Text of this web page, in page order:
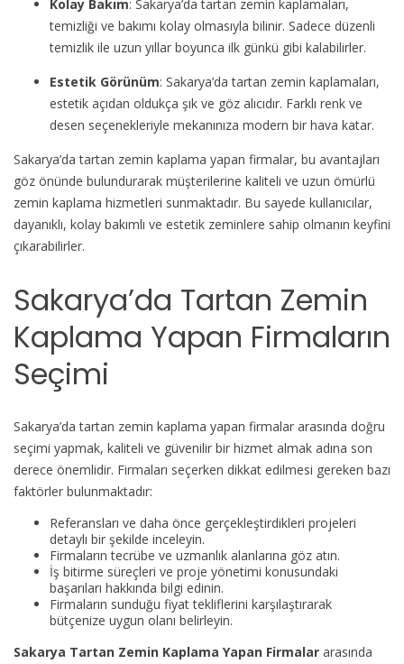
Kolay Bakım: Sakarya’da tartan zemin kaplamaları,
temizliği ve bakımı kolay olmasıyla bilinir. Sadece düzenli
temizlik ile uzun yıllar boyunca ilk günkü gibi kalabilirler.
Estetik Görünüm: Sakarya’da tartan zemin kaplamaları,
estetik açıdan oldukça şık ve göz alıcıdır. Farklı renk ve
desen seçenekleriyle mekanınıza modern bir hava katar.
Sakarya’da tartan zemin kaplama yapan firmalar, bu avantajları
göz önünde bulundurarak müşterilerine kaliteli ve uzun ömürlü
zemin kaplama hizmetleri sunmaktadır. Bu sayede kullanıcılar,
dayanıklı, kolay bakımlı ve estetik zeminlere sahip olmanın keyfini
çıkarabilirler.
Sakarya’da Tartan Zemin
Kaplama Yapan Firmaların
Seçimi
Sakarya’da tartan zemin kaplama yapan firmalar arasında doğru
seçimi yapmak, kaliteli ve güvenilir bir hizmet almak adına son
derece önemlidir. Firmaları seçerken dikkat edilmesi gereken bazı
faktörler bulunmaktadır:
Referansları ve daha önce gerçekleştirdikleri projeleri
detaylı bir şekilde inceleyin.
Firmaların tecrübe ve uzmanlık alanlarına göz atın.
İş bitirme süreçleri ve proje yönetimi konusundaki
başarıları hakkında bilgi edinin.
Firmaların sunduğu fiyat tekliflerini karşılaştırarak
bütçenize uygun olanı belirleyin.
Sakarya Tartan Zemin Kaplama Yapan Firmalar arasında